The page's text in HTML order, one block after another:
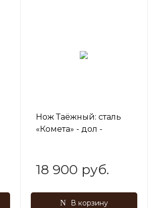
Нож Таёжный: сталь
«Комета» - дол -
18 900 руб.
В корзину